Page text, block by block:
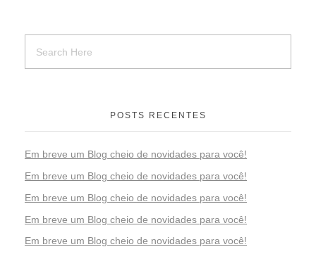
POSTS RECENTES
Em breve um Blog cheio de novidades para você!
Em breve um Blog cheio de novidades para você!
Em breve um Blog cheio de novidades para você!
Em breve um Blog cheio de novidades para você!
Em breve um Blog cheio de novidades para você!